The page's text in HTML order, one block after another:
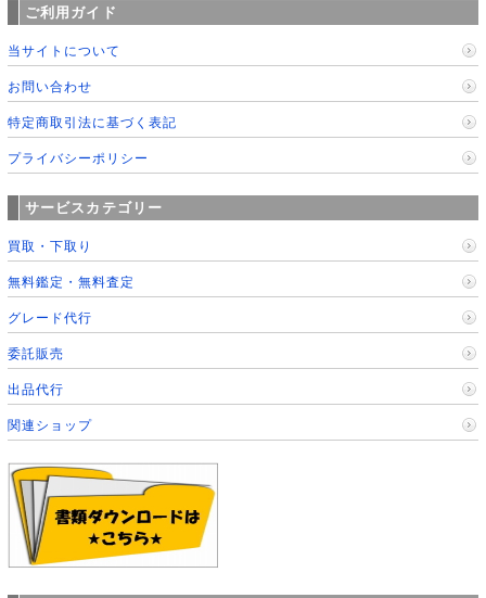
ご利用ガイド
当サイトについて
お問い合わせ
特定商取引法に基づく表記
プライバシーポリシー
サービスカテゴリー
買取・下取り
無料鑑定・無料査定
グレード代行
委託販売
出品代行
関連ショップ